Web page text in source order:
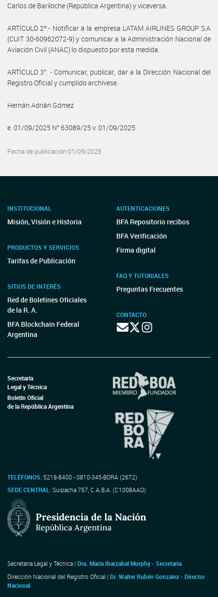
Carlos de Bariloche (República Argentina) y viceversa.
ARTÍCULO 2º.- Notificar a la empresa LATAM AIRLINES GROUP S.A
(CUIT 30-60962072-9) y comunicar a la Administración Nacional de
Aviación Civil (ANAC) lo dispuesto por esta medida.
ARTÍCULO 3°. - Comunicar, publicar, dar a la Dirección Nacional del
Registro Oficial y cumplido archívese.
Hernán Adrián Gómez
e. 01/09/2025 N° 63089/25 v. 01/09/2025
Fecha de publicación 01/09/2025
INSTITUCIONAL
Misión, Visión e Historia
PRODUCTOS Y SERVICIOS
Tarifas de Publicación
SITIOS DE INTERÉS
Red de Boletines Oficiales
de la R. A.
BFA Blockchain Federal
Argentina
AUTENTICACIONES
BFA Repositorio recibos
BFA Verificación
Firma digital
FAQ Y TUTORIALES
Preguntas Frecuentes
CONTACTO
Secretaría
Legal y Técnica
Boletín Oficial
de la República Argentina
TELÉFONOS: 5218-8400 - 0810-345-BORA (2672)
SEDE CENTRAL:Suipacha 767, C.A.B.A. (C1008AAO)
Secretaría Legal y Técnica | Dra. María Ibarzabal Murphy - Secretaria
Dirección Nacional del Registro Oficial | Dr. Walter Rubén Gonzalez - Director
Nacional